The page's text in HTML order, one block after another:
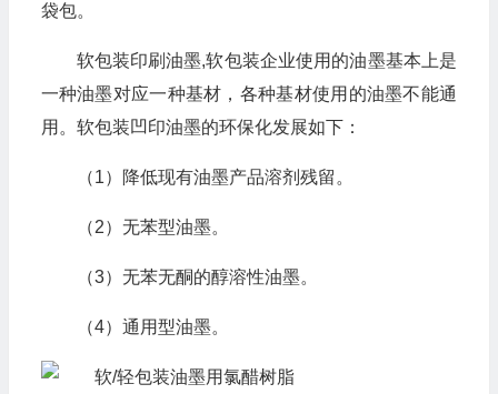
袋包。
软包装印刷油墨,软包装企业使用的油墨基本上是
一种油墨对应一种基材，各种基材使用的油墨不能通
用。软包装凹印油墨的环保化发展如下：
（1）降低现有油墨产品溶剂残留。
（2）无苯型油墨。
（3）无苯无酮的醇溶性油墨。
（4）通用型油墨。